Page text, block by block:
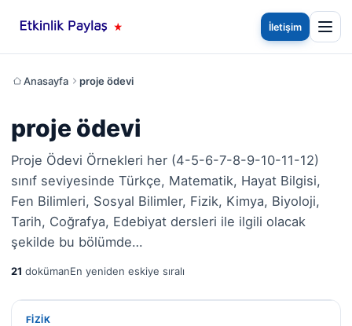
İletişim
Anasayfa proje ödevi
proje ödevi
Proje Ödevi Örnekleri her (4-5-6-7-8-9-10-11-12)
sınıf seviyesinde Türkçe, Matematik, Hayat Bilgisi,
Fen Bilimleri, Sosyal Bilimler, Fizik, Kimya, Biyoloji,
Tarih, Coğrafya, Edebiyat dersleri ile ilgili olacak
şekilde bu bölümde…
21 dokümanEn yeniden eskiye sıralı
FIZIK
FIZIK